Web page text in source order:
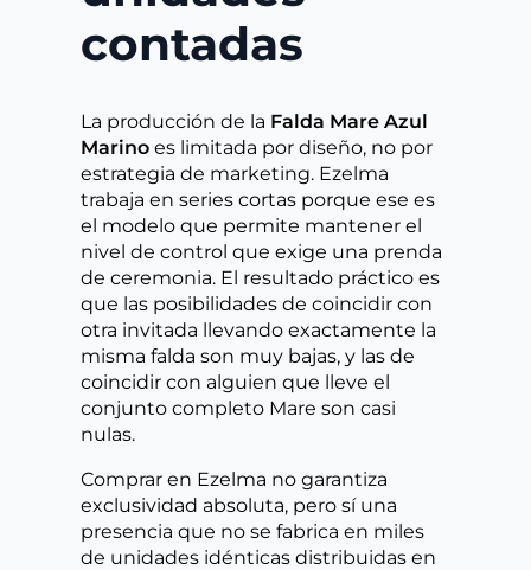
contadas
La producción de la Falda Mare Azul
Marino es limitada por diseño, no por
estrategia de marketing. Ezelma
trabaja en series cortas porque ese es
el modelo que permite mantener el
nivel de control que exige una prenda
de ceremonia. El resultado práctico es
que las posibilidades de coincidir con
otra invitada llevando exactamente la
misma falda son muy bajas, y las de
coincidir con alguien que lleve el
conjunto completo Mare son casi
nulas.
Comprar en Ezelma no garantiza
exclusividad absoluta, pero sí una
presencia que no se fabrica en miles
de unidades idénticas distribuidas en